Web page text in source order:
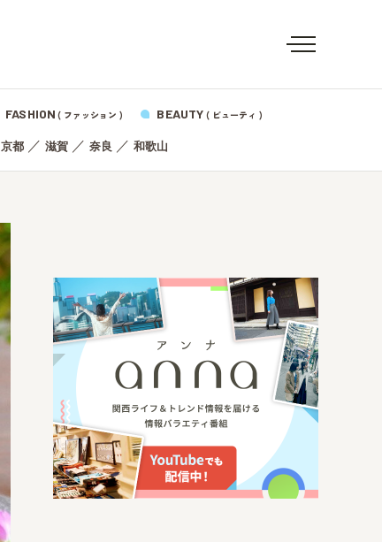
FASHION ( ファッション ) BEAUTY ( ビューティ )
京都／ 滋賀／ 奈良 ／ 和歌山